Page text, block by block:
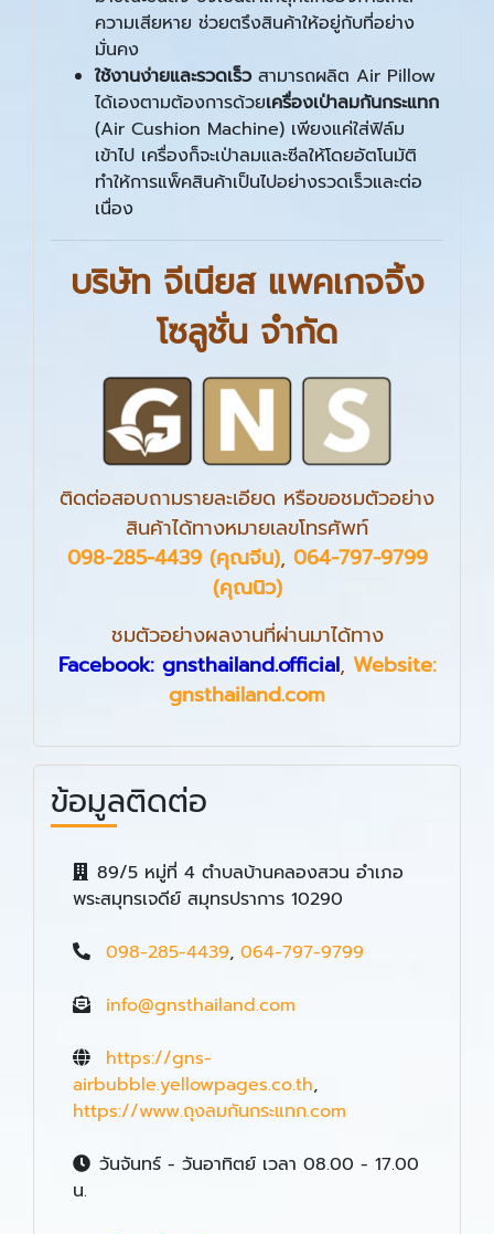
ความเสียหาย ช่วยตรึงสินค้าให้อยู่กับที่อย่าง
มั่นคง
ใช้งานง่ายและรวดเร็ว สามารถผลิต Air Pillow
ได้เองตามต้องการด้วยเครื่องเป่าลมกันกระแทก
(Air Cushion Machine) เพียงแค่ใส่ฟิล์ม
เข้าไป เครื่องก็จะเป่าลมและซีลให้โดยอัตโนมัติ
ทำให้การแพ็คสินค้าเป็นไปอย่างรวดเร็วและต่อ
เนื่อง
บริษัท จีเนียส แพคเกจจิ้ง
โซลูชั่น จำกัด
ติดต่อสอบถามรายละเอียด หรือขอชมตัวอย่าง
สินค้าได้ทางหมายเลขโทรศัพท์
098-285-4439 (คุณจีน), 064-797-9799
(คุณนิว)
ชมตัวอย่างผลงานที่ผ่านมาได้ทาง
Facebook: gnsthailand.official, Website:
gnsthailand.com
ข้อมูลติดต่อ
89/5 หมู่ที่ 4 ตำบลบ้านคลองสวน อำเภอ
พระสมุทรเจดีย์ สมุทรปราการ 10290
098-285-4439, 064-797-9799
info@gnsthailand.com
https://gns-
airbubble.yellowpages.co.th,
https://www.ถุงลมกันกระแทก.com
วันจันทร์ - วันอาทิตย์ เวลา 08.00 - 17.00
น.